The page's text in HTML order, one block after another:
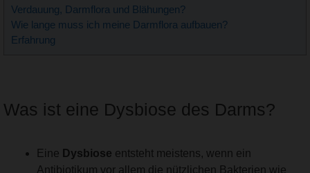
Verdauung, Darmflora und Blähungen?
Wie lange muss ich meine Darmflora aufbauen?
Erfahrung
Was ist eine Dysbiose des Darms?
Eine Dysbiose entsteht meistens, wenn ein
Antibiotikum vor allem die nützlichen Bakterien wie